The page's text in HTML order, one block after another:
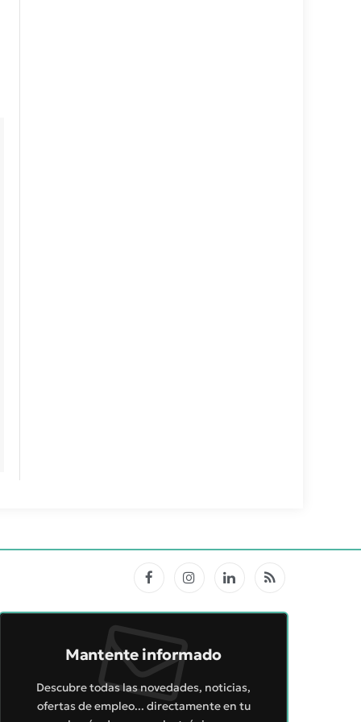
FacebookInstagramLinkedInRSS
Mantente informado
Descubre todas las novedades, noticias,
ofertas de empleo... directamente en tu